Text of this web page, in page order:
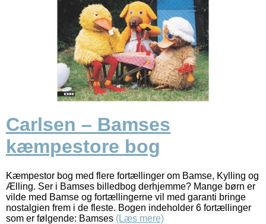
Carlsen – Bamses
kæmpestore bog
Kæmpestor bog med flere fortællinger om Bamse, Kylling og
Ælling. Ser i Bamses billedbog derhjemme? Mange børn er
vilde med Bamse og fortællingerne vil med garanti bringe
nostalgien frem i de fleste. Bogen indeholder 6 fortællinger
som er følgende: Bamses (Læs mere)